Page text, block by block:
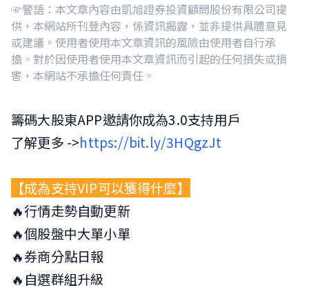
☞警語：本文章內容由凱旭證券投資顧問股份有限公司提
供，本網站所刊登內容，係資訊揭露，並非提供具體意見
或建議。使用者使用本文章資訊的風險由使用者自行承
擔。對於因使用者使用本文章資訊而引起的任何損失或損
害，本網站不承擔任何責任。
籌碼大股東APP邀請你成為3.0支持用戶
了解更多 ->https://bit.ly/3HQgzJt
【成為支持VIP可以獲得什麼】
🔥行情走勢自動更新
🔥個股盤中大單小單
🔥券商分點日報
🔥自選群組升級